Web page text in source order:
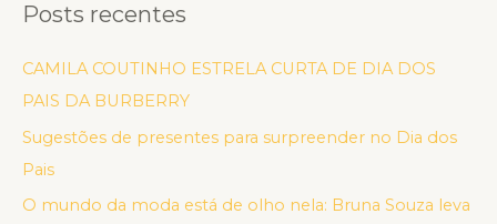
Posts recentes
CAMILA COUTINHO ESTRELA CURTA DE DIA DOS
PAIS DA BURBERRY
Sugestões de presentes para surpreender no Dia dos
Pais
O mundo da moda está de olho nela: Bruna Souza leva